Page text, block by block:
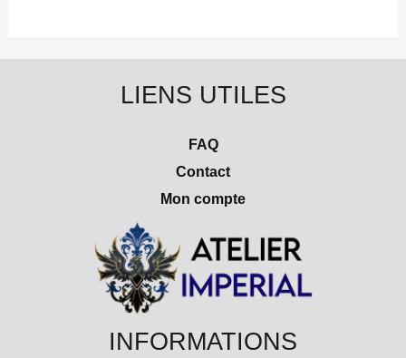
LIENS UTILES
FAQ
Contact
Mon compte
INFORMATIONS